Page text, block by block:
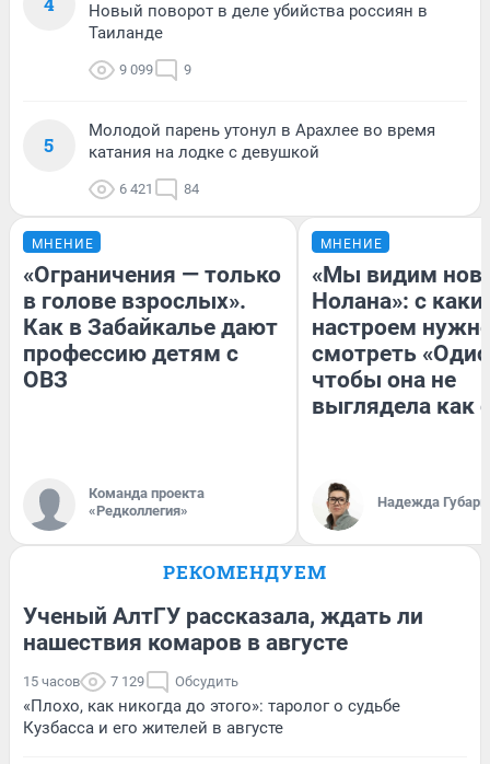
Новый поворот в деле убийства россиян в
Таиланде
9 099 9
5
Молодой парень утонул в Арахлее во время
катания на лодке с девушкой
6 421 84
МНЕНИЕ
«Ограничения — только
в голове взрослых».
Как в Забайкалье дают
профессию детям с
ОВЗ
Команда проекта
«Редколлегия»
МНЕНИЕ
«Мы видим
Нолана»: с
настроем
смотреть
чтобы она не
выглядела как
Надежда Губарь
РЕКОМЕНДУЕМ
Ученый АлтГУ рассказала, ждать ли
нашествия комаров в августе
15 часов 7 129 Обсудить
«Плохо, как никогда до этого»: таролог о судьбе
Кузбасса и его жителей в августе